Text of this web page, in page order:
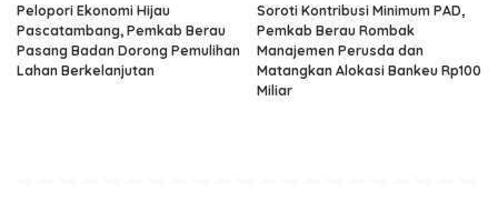
Pelopori Ekonomi Hijau
Pascatambang, Pemkab Berau
Pasang Badan Dorong Pemulihan
Lahan Berkelanjutan
Soroti Kontribusi Minimum PAD,
Pemkab Berau Rombak
Manajemen Perusda dan
Matangkan Alokasi Bankeu Rp100
Miliar